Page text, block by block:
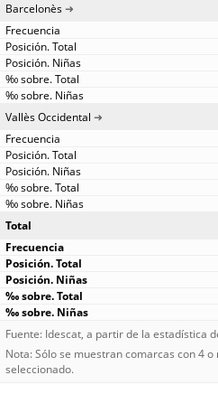
Barcelonès
Vallès Occidental
Total
Fuente: Idescat, a partir de la estadística
Nota: Sólo se muestran comarcas con 4
seleccionado.